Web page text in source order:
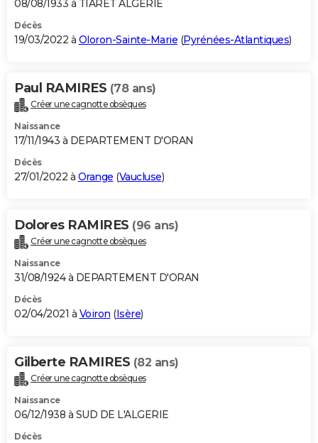
08/08/1933 à TIARET ALGERIE
Décès
19/03/2022 à Oloron-Sainte-Marie (Pyrénées-Atlantiques)
Paul RAMIRES (78 ans)
Créer une cagnotte obsèques
Naissance
17/11/1943 à DEPARTEMENT D'ORAN
Décès
27/01/2022 à Orange (Vaucluse)
Dolores RAMIRES (96 ans)
Créer une cagnotte obsèques
Naissance
31/08/1924 à DEPARTEMENT D'ORAN
Décès
02/04/2021 à Voiron (Isère)
Gilberte RAMIRES (82 ans)
Créer une cagnotte obsèques
Naissance
06/12/1938 à SUD DE L'ALGERIE
Décès